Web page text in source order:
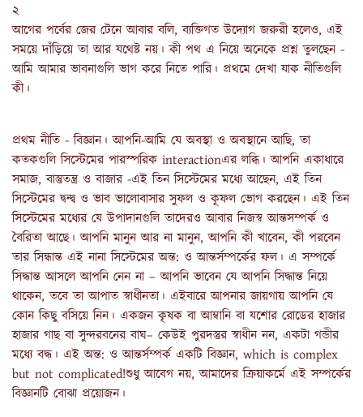
২
আগের পর্বের জের টেনে আবার বলি, ব‍্যক্তিগত উদ‍্যোগ জরুরী হলেও, এই
সময়ে দাঁড়িয়ে তা আর যথেষ্ট নয়। কী পথ এ নিয়ে অনেকে প্রশ্ন তুলছেন -
আমি আমার ভাবনাগুলি ভাগ করে নিতে পারি। প্রথমে দেখা যাক নীতিগুলি
কী।
প্রথম নীতি - বিজ্ঞান। আপনি-আমি যে অবস্থা ও অবস্থানে আছি, তা
কতকগুলি সিস্টেমের পারস্পরিক interactionএর লব্ধি। আপনি একাধারে
সমাজ, বাস্তুতন্ত্র ও বাজার -এই তিন সিস্টেমের মধ‍্যে আছেন, এই তিন
সিস্টেমের দ্বন্দ্ব ও ভাব ভালোবাসার সুফল ও কূফল ভোগ ক‍রছেন। এই তিন
সিস্টেমের মধ‍্যের যে উপাদানগুলি তাদেরও আবার নিজস্ব আন্তসম্পর্ক ও
বৈরিতা আছে। আপনি মানুন আর না মানুন, আপনি কী খাবেন, কী পরবেন
তার সিন্ধান্ত এই নানা সিস্টেমের অন্ত: ও আন্তর্সম্পর্কের ফল। এ সম্পর্কে
সিদ্ধান্ত আসলে আপনি নেন না – আপনি ভাবেন যে আপনি সিদ্ধান্ত নিয়ে
থাকেন, তবে তা আপাত স্বাধীনতা। এইবারে আপনার জায়গায় আপনি যে
কোন কিছু বসিয়ে নিন। একজন কৃষক বা আম্বানি বা যশোর রোডের হাজার
হাজার গাছ বা সুন্দরবনের বাঘ– কেউই পুরদস্তুর স্বাধীন নন, একটা গন্ডীর
মধ্যে বদ্ধ। এই অন্ত: ও আন্তর্সম্পর্ক একটি বিজ্ঞান, which is complex
but not complicated!শুধু আবেগ নয়, আমাদের ক্রিয়াকর্মে এই সম্পর্কের
বিজ্ঞানটি বোঝা প্রয়োজন।